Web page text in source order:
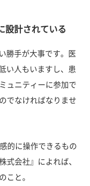
設計されている
勝手が大事です。医
い人もいますし、患
ュニティーに参加で
でなければなりませ
的に操作できるもの
式会社』によれば、
こと。